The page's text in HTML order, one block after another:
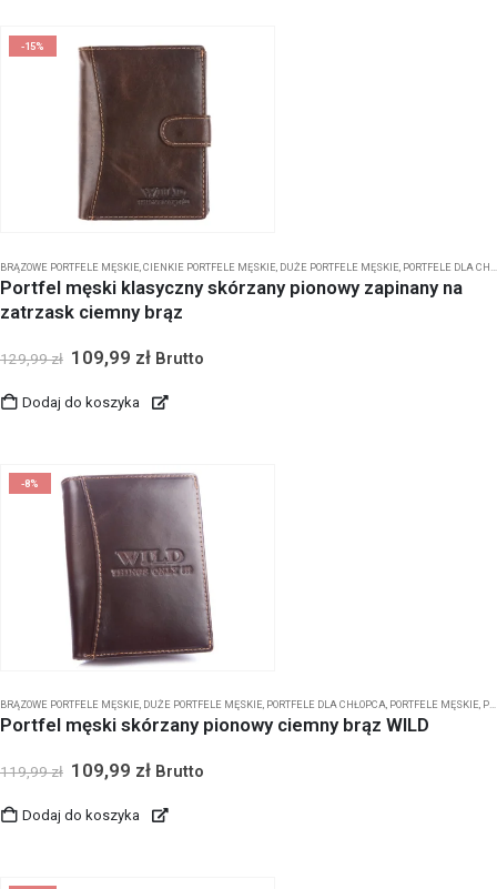
-15%
BRĄZOWE PORTFELE MĘSKIE CIENKIE PORTFELE MĘSKIE DUŻE PORTFELE MĘSKIE PORTFELE DLA CHŁOPCA
Portfel męski klasyczny skórzany pionowy zapinany na
zatrzask ciemny brąz
129,99zł 109,99 zł Brutto
Dodaj do koszyka
-8%
BRĄZOWE PORTFELE MĘSKIE DUŻE PORTFELE MĘSKIE PORTFELE DLA CHŁOPCA PORTFELE MĘSKIE PORTFELE MĘSKIE BEZ ZAPIĘCIA
Portfel męski skórzany pionowy ciemny brąz WILD
119,99zł 109,99 zł Brutto
Dodaj do koszyka